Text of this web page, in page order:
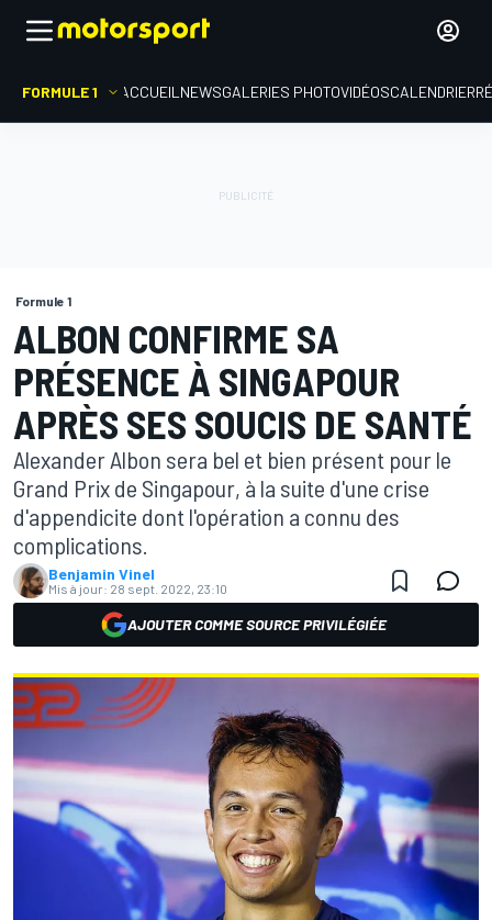
FORMULE 1 ACCUEIL NEWSGALERIES PHOTOVIDÉOSCALENDRIER
Formule 1
ALBON CONFIRME SA
PRÉSENCE À SINGAPOUR
APRÈS SES SOUCIS DE SANTÉ
Alexander Albon sera bel et bien présent pour le
Grand Prix de Singapour, à la suite d'une crise
d'appendicite dont l'opération a connu des
complications.
Benjamin Vinel
Mis à jour: 28 sept. 2022, 23:10
AJOUTER COMME SOURCE PRIVILÉGIÉE